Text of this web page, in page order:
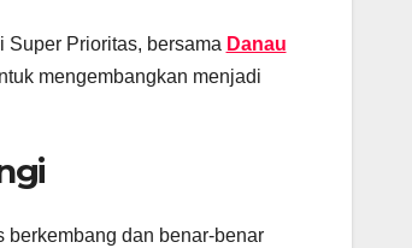
Prioritas, bersama Danau
mengembangkan menjadi
berkembang dan benar-benar